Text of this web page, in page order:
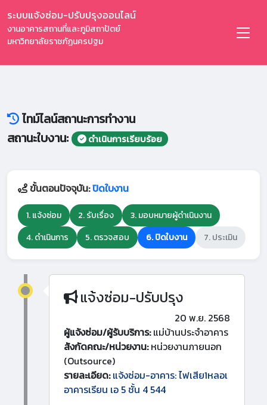
ระบบแจ้งซ่อม-ปรับปรุงออนไลน์
งานอาคารสถานที่และภูมิสถาปัตย์
มหาวิทยาลัยราชภัฏนครปฐม
ไทม์ไลน์สถานะการทำงาน
สถานะใบงาน:
ดำเนินการเรียบร้อย
ขั้นตอนปัจจุบัน:ปิดใบงาน
1. แจ้งซ่อม 2. รับเรื่อง
3. มอบหมายผู้ดำเนินงาน
4. ดำเนินการ
5. ตรวจสอบ 6. ปิดใบงาน 7. ประเมิน
แจ้งซ่อม-ปรับปรุง
20 พ.ย. 2568
ผู้แจ้งซ่อม/ผู้รับบริการ:แม่บ้านประจำอาคาร
สังกัดคณะ/หน่วยงาน:หน่วยงานภายนอก
(Outsource)
รายละเอียด: แจ้งซ่อม-อาคาร: ไฟเสีย1หลอเ
อาคารเรียน เอ 5 ชั้น 4 544